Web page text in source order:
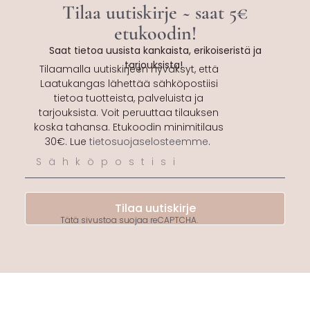
Tilaa uutiskirje ~ saat 5€
etukoodin!
Saat tietoa uusista kankaista, erikoiseristä ja
tarjouksista!
Tilaamalla uutiskirjeen hyväksyt, että
Laatukangas lähettää sähköpostiisi
tietoa tuotteista, palveluista ja
tarjouksista. Voit peruuttaa tilauksen
koska tahansa. Etukoodin minimitilaus
30€. Lue tietosuojaselosteemme.
Tilaa uutiskirje
Tätä sivustoa suojaa reCAPTCHA.